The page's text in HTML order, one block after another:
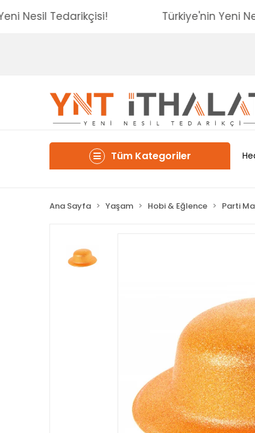
Yeni Nesil Tedarikçisi! Türkiye'nin
Tüm Kategoriler
Ana Sayfa Yaşam Hobi & Eğlence Parti